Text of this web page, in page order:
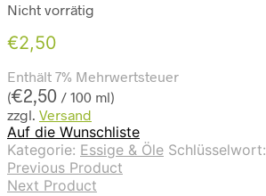
Nicht vorrätig
€2,50
Enthält 7% Mehrwertsteuer
(€2,50 / 100 ml)
zzgl. Versand
Auf die Wunschliste
Kategorie: Essige & Öle Schlüsselwort:
Previous Product
Next Product